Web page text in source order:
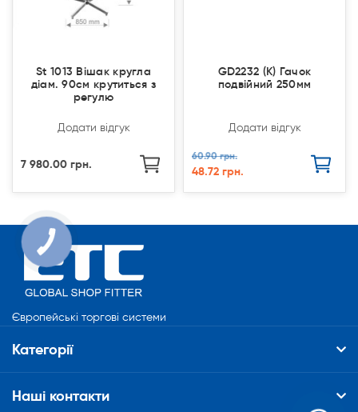
St 1013 Вішак кругла
діам. 90см крутиться з
регулю
Додати відгук
7 980.00 грн.
GD2232 (К) Гачок
подвійний 250мм
Додати відгук
60.90 грн.
48.72 грн.
Європейські торгові системи
Категорії
Наші контакти
КНОПКА
СВЯЗИ